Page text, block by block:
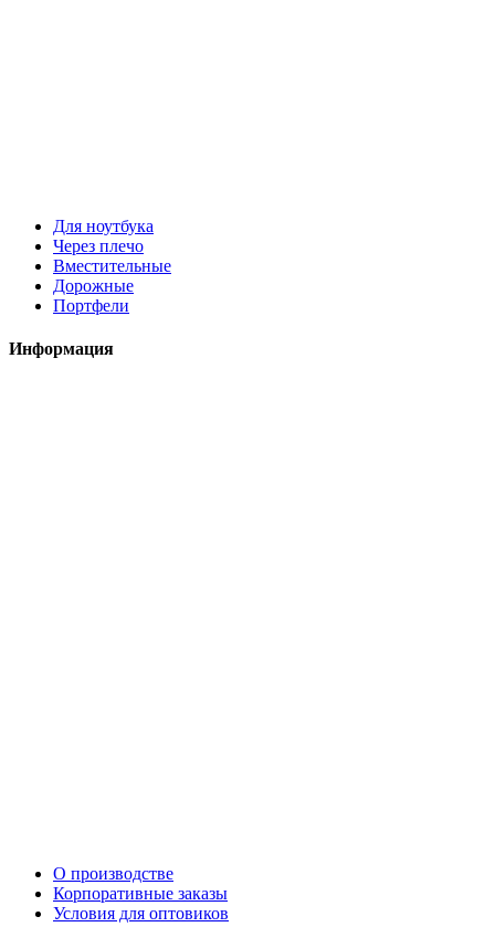
Для ноутбука
Через плечо
Вместительные
Дорожные
Портфели
Информация
О производстве
Корпоративные заказы
Условия для оптовиков